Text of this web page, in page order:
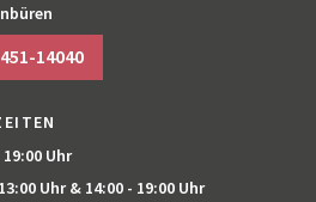
14040
Uhr
Uhr& 14:00 - 19:00 Uhr